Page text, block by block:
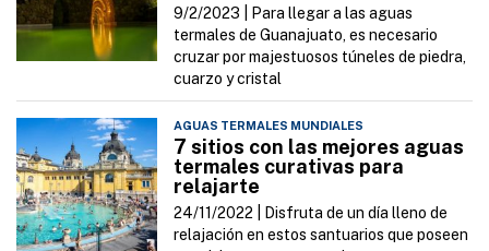
9/2/2023 |
Para llegar a las aguas
termales de Guanajuato, es necesario
cruzar por majestuosos túneles de piedra,
cuarzo y cristal
AGUAS TERMALES MUNDIALES
7 sitios con las mejores aguas
termales curativas para
relajarte
24/11/2022 |
Disfruta de un día lleno de
relajación en estos santuarios que poseen